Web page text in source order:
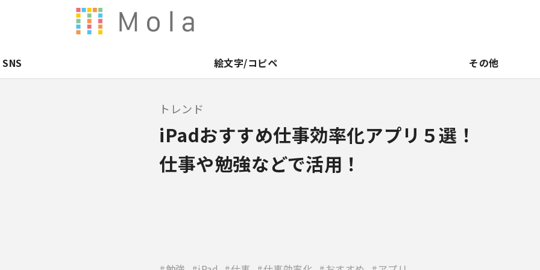
SNS 絵文字/コピペ その他
トレンド
iPadおすすめ仕事効率化アプリ５選！
仕事や勉強などで活用！